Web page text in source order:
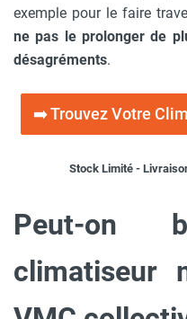
exemple pour le faire
ne pas le prolonger de
désagréments.
➡️ Trouvez Votre
Stock Limité -
Peut-on
climatiseur